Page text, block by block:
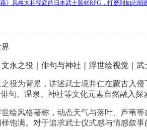
》风格大相径庭的日本武士题材RPG，打磨到如此细
永之役｜俳句与神社｜浮世绘视觉｜武
之役为背景，讲述武士境井仁在蒙古入
句、温泉、神社等文化元素自然融入探
绘风格著称，动态天气与落叶、芦苇
饱满。对于追求武士仪式感与情感叙事